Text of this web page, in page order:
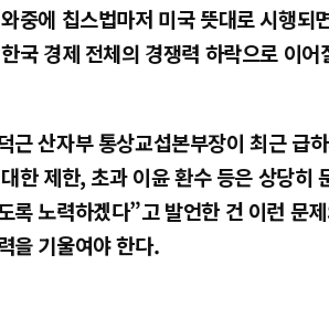
중에 칩스법마저 미국 뜻대로 시행
국 경제 전체의 경쟁력 하락으로 이
근 산자부 통상교섭본부장이 최근 급
한 제한, 초과 이윤 환수 등은 상당히
록 노력하겠다”고 발언한 건 이런 문
을 기울여야 한다.